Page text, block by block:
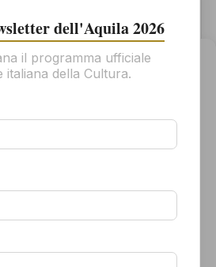
il consenso
o accedere alle informazioni sul tuo
all'uso di queste tecnologie ci
su questo sito. Se non dai il consenso o
Accetta
Nega
*
dell'Aquila 2026
il programma ufficiale
italiana della Cultura.